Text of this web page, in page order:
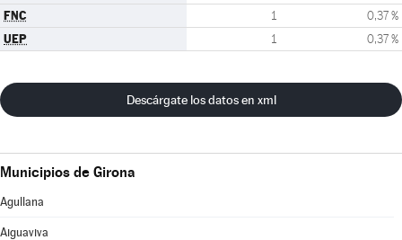
FNC 1 0,37 %
UEP 1 0,37 %
Descárgate los datos en xml
Municipios de Girona
Agullana
Aiguaviva